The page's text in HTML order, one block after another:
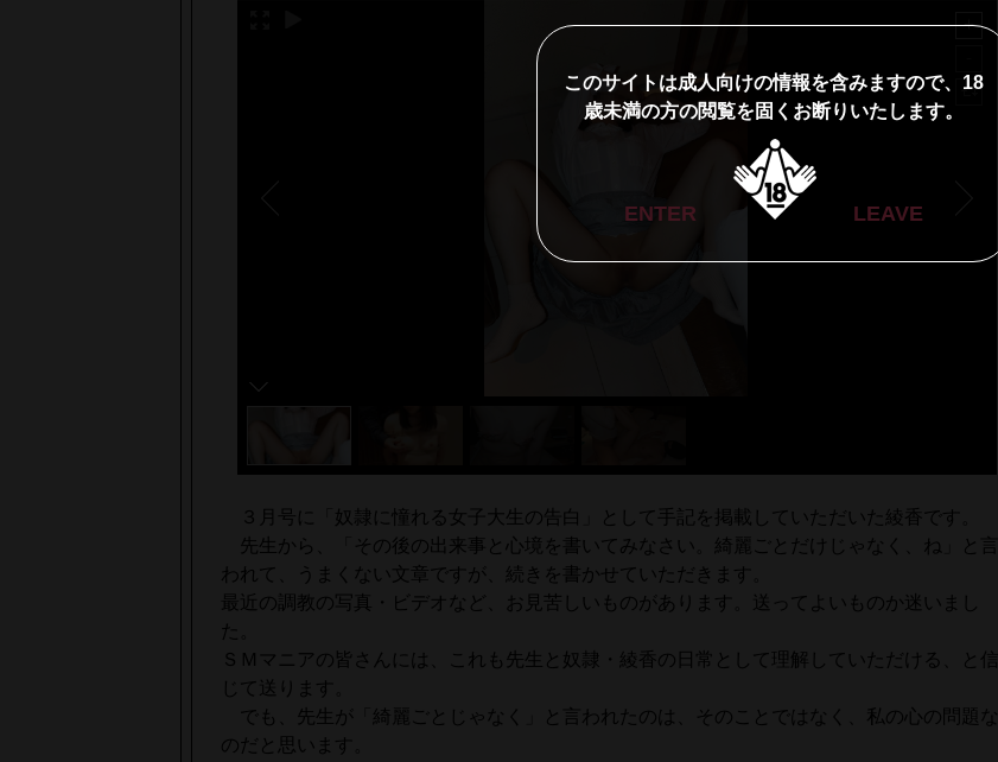
３月号に「奴隷に憧れる女子大生の告白」として手記を掲載していただいた綾香です。
先生から、「その後の出来事と心境を書いてみなさい。綺麗ごとだけじゃなく、ね」と言
われて、うまくない文章ですが、続きを書かせていただきます。
最近の調教の写真・ビデオなど、お見苦しいものがあります。送ってよいものか迷いまし
た。
ＳＭマニアの皆さんには、これも先生と奴隷・綾香の日常として理解していただける、と信
じて送ります。
でも、先生が「綺麗ごとじゃなく」と言われたのは、そのことではなく、私の心の問題な
のだと思います。
このサイトは成人向けの情報を含みますので、18
歳未満の方の閲覧を固くお断りいたします。
ENTER LEAVE